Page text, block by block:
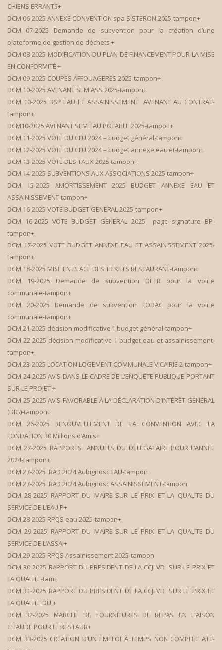
CHIENS ERRANTS+
DCM 06-2025 ANNEXE CONVENTION spa SISTERON 2025-tampon+
DCM 07-2025 Demande de subvention pour la création d’une
plateforme de gestion de déchets +
DCM 08-2025 MODIFICATION DU PLAN DE FINANCEMENT POUR LA MISE
EN CONFORMITÉ +
DCM 09-2025 COUPES AFFOUAGERES 2025-tampon+
DCM 10-2025 AVENANT SEM ASS 2025-tampon+
DCM 10-2025 DSP EAU ET ASSAINISSEMENT AVENANT AU CONTRAT-
tampon+
DCM10-2025 AVENANT SEM EAU POTABLE 2025-tampon+
DCM 11-2025 VOTE DU CFU 2024 – budget général-tampon+
DCM 12-2025 VOTE DU CFU 2024 – budget annexe eau et-tampon+
DCM 13-2025 VOTE DES TAUX 2025-tampon+
DCM 14-2025 SUBVENTIONS AUX ASSOCIATIONS 2025-tampon+
DCM 15-2025 AMORTISSEMENT 2025 BUDGET ANNEXE EAU ET
ASSAINISSEMENT-tampon+
DCM 16-2025 VOTE BUDGET GENERAL 2025-tampon+
DCM 16-2025 VOTE BUDGET GENERAL 2025 page signature BP-
tampon+
DCM 17-2025 VOTE BUDGET ANNEXE EAU ET ASSAINISSEMENT 2025-
tampon+
DCM 18-2025 MISE EN PLACE DES TICKETS RESTAURANT-tampon+
DCM 19-2025 Demande de subvention DETR pour la voirie
communale-tampon+
DCM 20-2025 Demande de subvention FODAC pour la voirie
communale-tampon+
DCM 21-2025 décision modificative 1 budget général-tampon+
DCM 22-2025 décision modificative 1 budget eau et assainissement-
tampon+
DCM 23-2025 LOCATION LOGEMENT COMMUNALE VICAIRIE 2-tampon+
DCM 24-2025 AVIS DANS LE CADRE DE L’ENQUÊTE PUBLIQUE PORTANT
SUR LE PROJET +
DCM 25-2025 AVIS FAVORABLE À LA DÉCLARATION D’INTÉRÊT GÉNÉRAL
(DIG)-tampon+
DCM 26-2025 RENOUVELLEMENT DE LA CONVENTION AVEC LA
FONDATION 30 Millions d’Amis+
DCM 27-2025 RAPPORTS ANNUELS DU DELEGATAIRE POUR L’ANNEE
2024-tampon+
DCM 27-2025 RAD 2024 Aubignosc EAU-tampon
DCM 27-2025 RAD 2024 Aubignosc ASSAINISSEMENT-tampon
DCM 28-2025 RAPPORT DU MAIRE SUR LE PRIX ET LA QUALITE DU
SERVICE DE L’EAU P+
DCM 28-2025 RPQS eau 2025-tampon+
DCM 29-2025 RAPPORT DU MAIRE SUR LE PRIX ET LA QUALITE DU
SERVICE DE L’ASSAI+
DCM 29-2025 RPQS Assainissement 2025-tampon
DCM 30-2025 RAPPORT DU PRESIDENT DE LA CCJLVD SUR LE PRIX ET
LA QUALITE-tam+
DCM 31-2025 RAPPORT DU PRESIDENT DE LA CCJLVD SUR LE PRIX ET
LA QUALITE DU +
DCM 32-2025 MARCHE DE FOURNITURES DE REPAS EN LIAISON
CHAUDE POUR LE RESTAUR+
DCM 33-2025 CREATION D’UN EMPLOI À TEMPS NON COMPLET ATT-